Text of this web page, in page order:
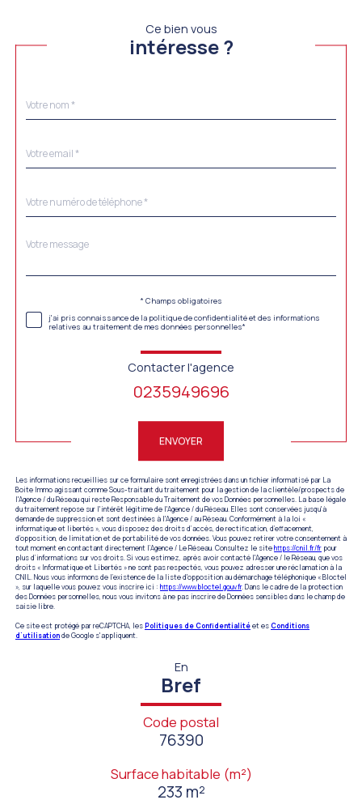
Ce bien vous
intéresse ?
par
*
*
*
Fieldset
Message
*
* Champs obligatoires
j'ai pris connaissance de la politique de confidentialité et des informations
relatives au traitement de mes données personnelles*
Contacter l'agence
0235949696
ENVOYER
Les informations recueillies sur ce formulaire sont enregistrées dans un fichier informatisé par La
Boite Immo agissant comme Sous-traitant du traitement pour la gestion de la clientèle/prospects de
l'Agence / du Réseau qui reste Responsable du Traitement de vos Données personnelles. La base légale
du traitement repose sur l'intérêt légitime de l'Agence / du Réseau. Elles sont conservées jusqu'à
demande de suppression et sont destinées à l'Agence / au Réseau. Conformément à la loi «
informatique et libertés », vous disposez des droits d’accès, de rectification, d’effacement,
d’opposition, de limitation et de portabilité de vos données. Vous pouvez retirer votre consentement à
tout moment en contactant directement l’Agence / Le Réseau. Consultez le sitehttps://cnil.fr/fr pour
plus d’informations sur vos droits. Si vous estimez, après avoir contacté l'Agence / le Réseau, que vos
droits « Informatique et Libertés » ne sont pas respectés, vous pouvez adresser une réclamation à la
CNIL. Nous vous informons de l’existence de la liste d'opposition au démarchage téléphonique « Bloctel
», sur laquelle vous pouvez vous inscrire ici : https://www.bloctel.gouv.fr. Dans le cadre de la protection
des Données personnelles, nous vous invitons à ne pas inscrire de Données sensibles dans le champ de
saisie libre.
Ce site est protégé par reCAPTCHA, lesPolitiques de Confidentialitéet esConditions
d'utilisationde Google s'appliquent.
En
Bref
Code postal
76390
Surface habitable (m²)
233 m²